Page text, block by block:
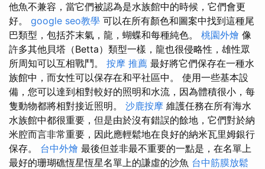
他魚不兼容，當它們被認為是水族館中的時候，它們會更
好。 google seo教學 可以在所有顏色和圖案中找到這種尾
巴類型，包括芥末氣，龍，蝴蝶和每種純色。 桃園外燴 像
許多其他貝塔（Betta）類型一樣，龍也很侵略性，雄性眾
所周知可以互相戰鬥。 按摩 推薦 最好將它們保存在一種水
族館中，而女性可以保存在和平社區中。 使用一些基本設
備，您可以達到相對較好的照明和水流，因為體積很小，每
隻動物都將相對接近照明。 沙鹿按摩 維護任務在所有海水
水族館中都很重要，但是由於沒有錯誤的餘地，它們對於納
米腔而言非常重要，因此應輕鬆地在良好的納米瓦里姆銀行
保存。 台中外燴 最後但並非最不重要的一點是，在名單上
最好的珊瑚礁恆星恆星名單上的謙虛的沙魚 台中筋膜放鬆